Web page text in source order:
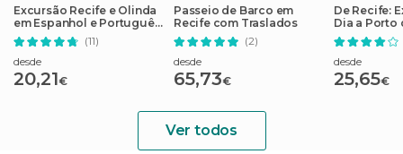
Excursão Recife e Olinda
em Espanhol e Português
ou Inglês
(11)
desde
20,21€
Passeio de Barco em
Recife com Traslados
(2)
desde
65,73€
De Recife:
Dia a Porto
desde
25,65€
Ver todos